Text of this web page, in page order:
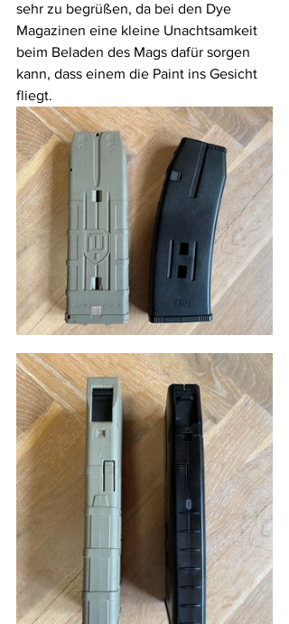
sehr zu begrüßen, da bei den Dye
Magazinen eine kleine Unachtsamkeit
beim Beladen des Mags dafür sorgen
kann, dass einem die Paint ins Gesicht
fliegt.